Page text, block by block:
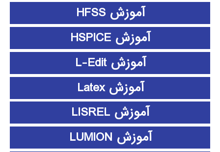
آموزش HFSS
آموزش HSPICE
آموزش L-Edit
آموزش Latex
آموزش LISREL
آموزش LUMION